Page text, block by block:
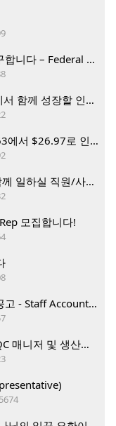
Korean BBQ 레스토랑 서버 & 호스트 구합니다 – Federal Way & Tacoma $45-$60/hr (server), $21-23/hr (Host)
(Renton 이전) Motoyoshi Dental Lab에서 함께 성장할 인재를 모십니다.
대한부인회 2026년 간병인 시급 $22. 63에서 $26.97로 인상. 지금 간병인들을 모집합니다
KENT에 위치한 자동차 수리업소에서 함께 일하실 직원/사무직원 구합니다.
모집합니다!
[서북미 H마트 본부] 재무회계팀 채용 공고 - Staff Accountant
[그린라이프] 오피스 매니저 & 제조부 QC 매니저 및 생산직, 웨어하우스 직원 모집